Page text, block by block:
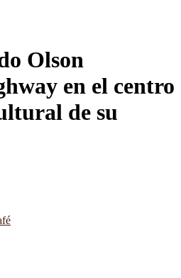
Olson
en el centro
de su